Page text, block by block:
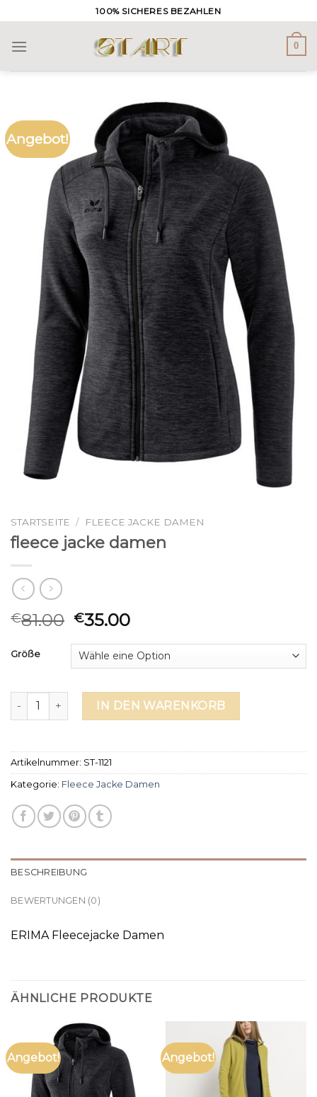
to
content
100% SICHERES BEZAHLEN
0
Angebot!
STARTSEITE / FLEECE JACKE DAMEN
fleece jacke damen
€81.00 €35.00
Größe
fleece jacke damen MengeIN DEN WARENKORB
Artikelnummer: ST-1121
Kategorie: Fleece Jacke Damen
BESCHREIBUNG
BEWERTUNGEN (0)
ERIMA Fleecejacke Damen
ÄHNLICHE PRODUKTE
Angebot! Angebot!